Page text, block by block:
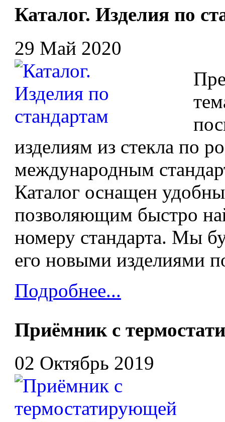
Каталог. Изделия по
29 Май 2020
изделиям из стекла по
международным
Каталог оснащен
позволяющим быстро
номеру стандарта. Мы
его новыми изделиями
Подробнее...
Приёмник с
02 Октябрь 2019